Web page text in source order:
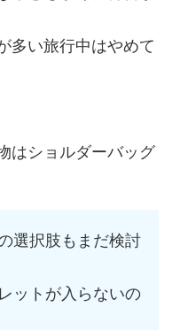
多い旅行中はやめて
はショルダーバッグ
選択肢もまだ検討
ットが入らないの